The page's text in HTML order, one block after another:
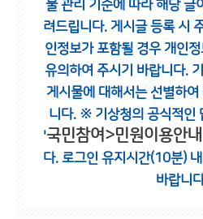
물 관리 기준에 따라 해당 글
려드립니다. 게시글 등록 시
인정보가 포함될 경우 개인
유의하여 주시기 바랍니다.
게시물에 대해서는 선별하
니다. ※ 기상청의 공식적인
'국민참여>민원이용안내
다. 로그인 유지시간(10분)
바랍니